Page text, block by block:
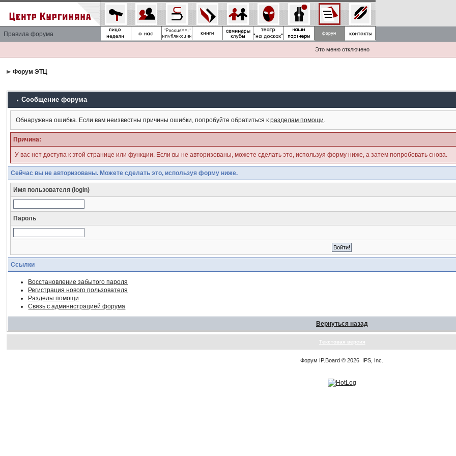
Правила форума
Это меню отключено
Форум ЭТЦ
Сообщение форума
Обнаружена ошибка. Если вам неизвестны причины ошибки, попробуйте обратиться кразделам помощи.
Причина:
У вас нет доступа к этой странице или функции. Если вы не авторизованы, можете сделать это, используя форму ниже, а затем попробовать снова.
Сейчас вы не авторизованы. Можете сделать это, используя форму ниже.
Имя пользователя (login)
Пароль
Ссылки
Восстановление забытого пароля
Регистрация нового пользователя
Разделы помощи
Связь с администрацией форума
Вернуться назад
Текстовая версия
Форум IP.Board © 2026 IPS, Inc